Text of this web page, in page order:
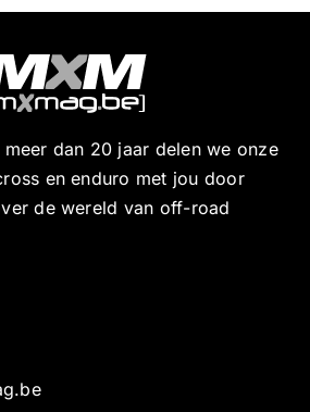
dan 20 jaar delen we onze
en enduro met jou door
de wereld van off-road